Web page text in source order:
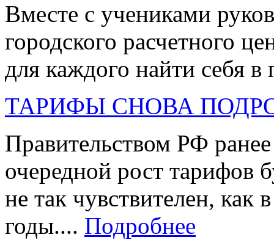
Вместе с учениками
городского расчетного
для каждого найти себя
ТАРИФЫ СНОВА
Правительством РФ
очередной рост тарифов
не так чувствителен,
годы.... Подробнее